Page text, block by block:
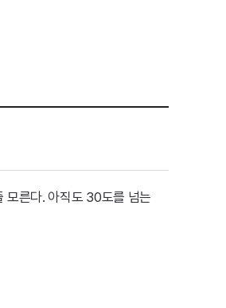
모른다. 아직도 30도를 넘는